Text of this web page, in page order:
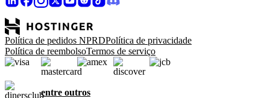
Política de pedidos NPRDPolítica de privacidade
Política de reembolsoTermos de serviço
entre outros